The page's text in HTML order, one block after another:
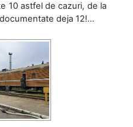
10 astfel de cazuri, de la
deja 12!...